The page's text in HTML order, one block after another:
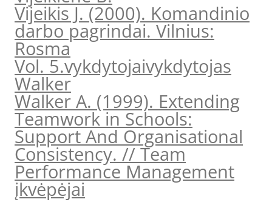
Vijeikis J. (2000). Komandinio
darbo pagrindai. Vilnius:
Rosma
Vol. 5.vykdytojaivykdytojas
Walker
Walker A. (1999). Extending
Teamwork in Schools:
Support And Organisational
Consistency. // Team
Performance Management
įkvėpėjai